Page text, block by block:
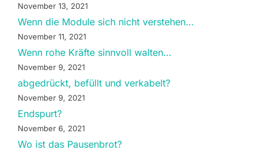
November 13, 2021
Wenn die Module sich nicht verstehen…
November 11, 2021
Wenn rohe Kräfte sinnvoll walten…
November 9, 2021
abgedrückt, befüllt und verkabelt?
November 9, 2021
Endspurt?
November 6, 2021
Wo ist das Pausenbrot?